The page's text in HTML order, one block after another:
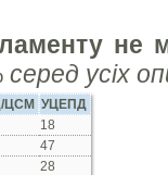
не
серед усіх
ЦСМ
УЦЕПД
18
47
28